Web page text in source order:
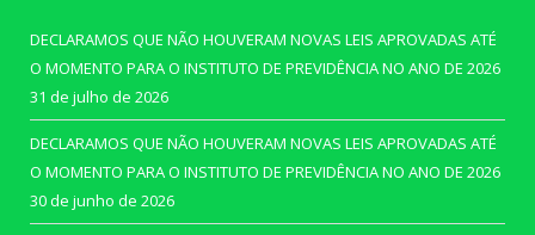
DECLARAMOS QUE NÃO HOUVERAM NOVAS LEIS APROVADAS ATÉ
O MOMENTO PARA O INSTITUTO DE PREVIDÊNCIA NO ANO DE 2026
31 de julho de 2026
DECLARAMOS QUE NÃO HOUVERAM NOVAS LEIS APROVADAS ATÉ
O MOMENTO PARA O INSTITUTO DE PREVIDÊNCIA NO ANO DE 2026
30 de junho de 2026